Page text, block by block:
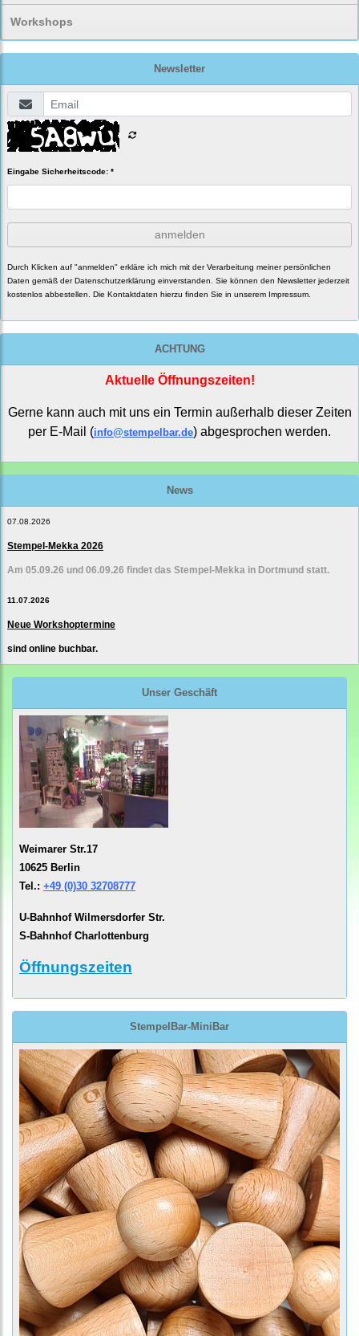
Workshops
Newsletter
Eingabe Sicherheitscode: *
anmelden
Durch Klicken auf "anmelden" erkläre ich mich mit der Verarbeitung meiner persönlichen
Daten gemäß der Datenschutzerklärung einverstanden. Sie können den Newsletter jederzeit
kostenlos abbestellen. Die Kontaktdaten hierzu finden Sie in unserem Impressum.
ACHTUNG
Aktuelle Öffnungszeiten!
Gerne kann auch mit uns ein Termin außerhalb dieser Zeiten
per E-Mail (info@stempelbar.de) abgesprochen werden.
News
07.08.2026
Stempel-Mekka 2026
Am 05.09.26 und 06.09.26 findet das Stempel-Mekka in Dortmund statt.
11.07.2026
Neue Workshoptermine
sind online buchbar.
Unser Geschäft
Weimarer Str.17
10625 Berlin
Tel.: +49 (0)30 32708777
U-Bahnhof Wilmersdorfer Str.
S-Bahnhof Charlottenburg
Öffnungszeiten
StempelBar-MiniBar